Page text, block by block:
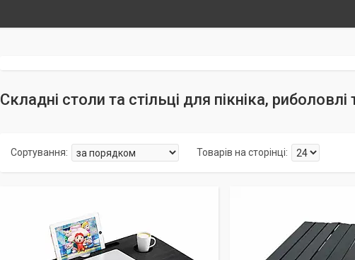
Складні столи та стільці для пікніка, риболовлі